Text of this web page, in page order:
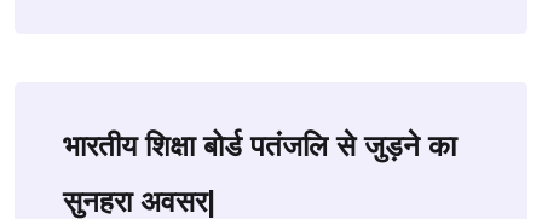
भारतीय शिक्षा बोर्ड पतंजलि से जुड़ने का
सुनहरा अवसर|